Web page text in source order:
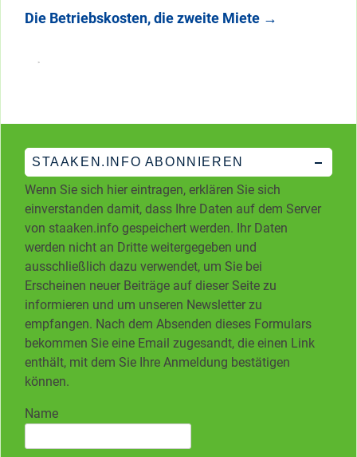
Die Betriebskosten, die zweite Miete →
STAAKEN.INFO ABONNIEREN
Wenn Sie sich hier eintragen, erklären Sie sich
einverstanden damit, dass Ihre Daten auf dem Server
von staaken.info gespeichert werden. Ihr Daten
werden nicht an Dritte weitergegeben und
ausschließlich dazu verwendet, um Sie bei
Erscheinen neuer Beiträge auf dieser Seite zu
informieren und um unseren Newsletter zu
empfangen. Nach dem Absenden dieses Formulars
bekommen Sie eine Email zugesandt, die einen Link
enthält, mit dem Sie Ihre Anmeldung bestätigen
können.
Name